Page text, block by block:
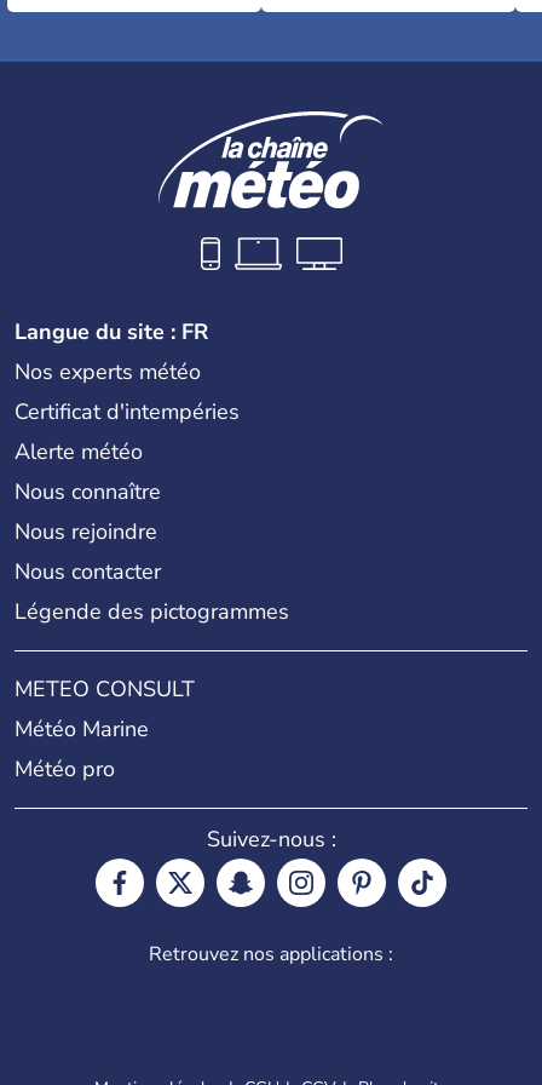
Langue du site : FR
Nos experts météo
Certificat d'intempéries
Alerte météo
Nous connaître
Nous rejoindre
Nous contacter
Légende des pictogrammes
METEO CONSULT
Météo Marine
Météo pro
Suivez-nous :
Retrouvez nos applications :